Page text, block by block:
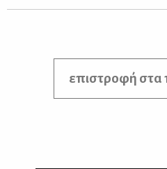
επιστροφή στα